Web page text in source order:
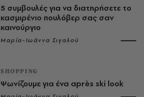
5 συμβουλές για να διατηρήσετε το
κασμιρένιο πουλόβερ σας σαν
καινούργιο
Μαρία-Ιωάννα Σιγαλού
SHOPPING
Ψωνίζουμε για ένα après ski look